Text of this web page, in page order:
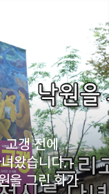
라인 트위터
버 블로그
고갱 전에
왔습니다. -
을 그린 화가